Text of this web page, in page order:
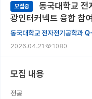
대학원생 모집 홈
기관별 모집 정보
연구실별 모집 정보
전공별 모집 정보
모집중
동국대학교 전
광인터커넥트 융합 참
동국대학교 전자전기공학과
2026.04.21 1080
모집 내용
전공